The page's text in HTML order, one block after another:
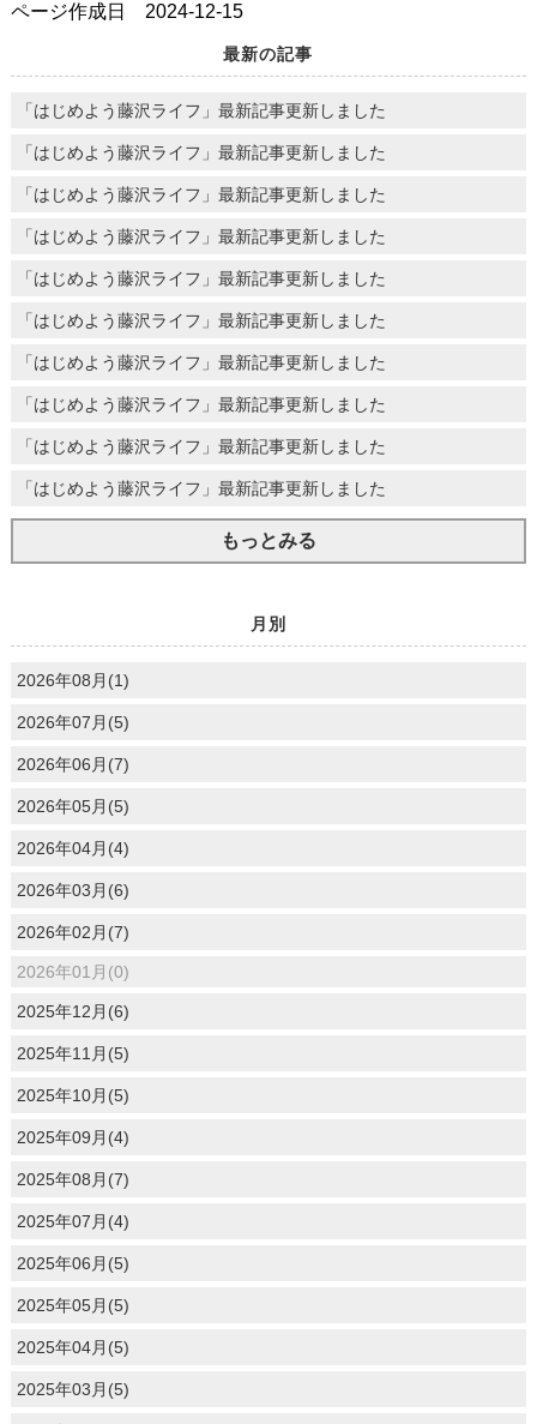
ページ作成日 2024-12-15
最新の記事
「はじめよう藤沢ライフ」最新記事更新しました
「はじめよう藤沢ライフ」最新記事更新しました
「はじめよう藤沢ライフ」最新記事更新しました
「はじめよう藤沢ライフ」最新記事更新しました
「はじめよう藤沢ライフ」最新記事更新しました
「はじめよう藤沢ライフ」最新記事更新しました
「はじめよう藤沢ライフ」最新記事更新しました
「はじめよう藤沢ライフ」最新記事更新しました
「はじめよう藤沢ライフ」最新記事更新しました
「はじめよう藤沢ライフ」最新記事更新しました
もっとみる
月別
2026年08月(1)
2026年07月(5)
2026年06月(7)
2026年05月(5)
2026年04月(4)
2026年03月(6)
2026年02月(7)
2026年01月(0)
2025年12月(6)
2025年11月(5)
2025年10月(5)
2025年09月(4)
2025年08月(7)
2025年07月(4)
2025年06月(5)
2025年05月(5)
2025年04月(5)
2025年03月(5)